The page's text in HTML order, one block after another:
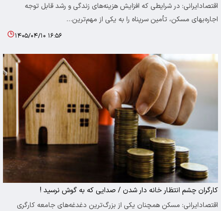
اقتصادایرانی: در شرایطی که افزایش هزینه‌های زندگی و رشد قابل توجه
اجاره‌بهای مسکن، تأمین سرپناه را به یکی از مهم‌ترین…
۱۴۰۵/۰۴/۱۰ ۱۶:۵۶
کارگران چشم انتظار خانه دار شدن / صدایی که به گوش نرسید !
اقتصادایرانی: مسکن همچنان یکی از بزرگ‌ترین دغدغه‌های جامعه کارگری